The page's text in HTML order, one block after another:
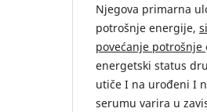
Njegova primarna
potrošnje energije,
povećanje potrošnje
energetski status
utiče I na urođeni I
serumu varira u